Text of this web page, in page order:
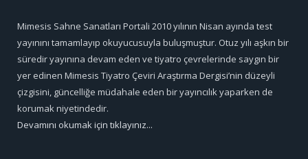
Mimesis Sahne Sanatları Portali 2010 yılının Nisan ayında test
yayınını tamamlayıp okuyucusuyla buluşmuştur. Otuz yılı aşkın bir
süredir yayınına devam eden ve tiyatro çevrelerinde saygın bir
yer edinen Mimesis Tiyatro Çeviri Araştırma Dergisi’nin düzeyli
çizgisini, güncelliğe müdahale eden bir yayıncılık yaparken de
korumak niyetindedir.
Devamını okumak için tıklayınız...